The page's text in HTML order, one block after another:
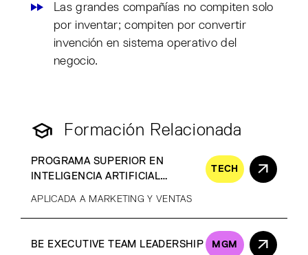
Las grandes compañías no compiten solo
por inventar; compiten por convertir
invención en sistema operativo del
negocio.
Formación Relacionada
PROGRAMA SUPERIOR EN
INTELIGENCIA ARTIFICIAL
TECH
APLICADA A MARKETING Y VENTAS
BE EXECUTIVE TEAM LEADERSHIP MGM